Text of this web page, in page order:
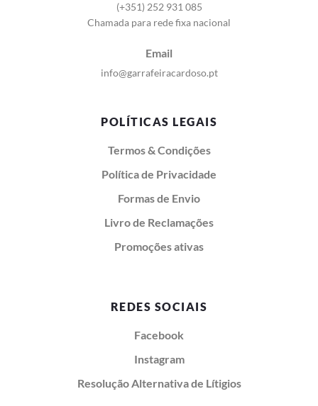
(+351) 252 931 085
Chamada para rede fixa nacional
Email
info@garrafeiracardoso.pt
POLÍTICAS LEGAIS
Termos & Condições
Política de Privacidade
Formas de Envio
Livro de Reclamações
Promoções ativas
REDES SOCIAIS
Facebook
Instagram
Resolução Alternativa de Lítigios